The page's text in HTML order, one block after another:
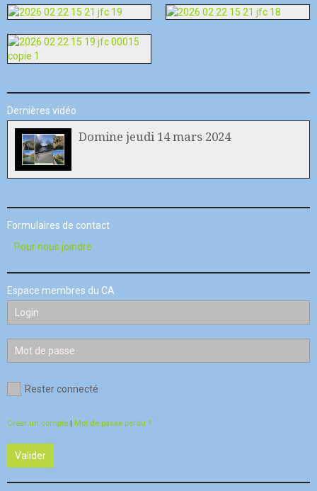
Dernières vidéo
Domine jeudi 14 mars 2024
Formulaires de contact
Pour nous joindre
Espace membres du CA
Rester connecté
Créer un compte | Mot de passe perdu ?
Valider